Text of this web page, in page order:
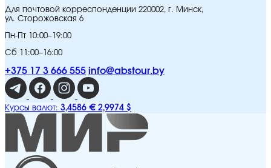
Для почтовой корреспонденции 220002, г. Минск,
ул. Сторожовская 6
Пн-Пт 10:00–19:00
Сб 11:00–16:00
+375 17 3 666 555 info@abstour.by
Курсы валют: 3,4586 € 2,9974 $